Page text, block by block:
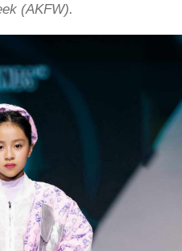
(AKFW).